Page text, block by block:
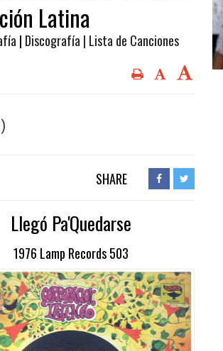
Latina
| Discografía | Lista de Canciones
SHARE
Llegó Pa'Quedarse
1976 Lamp Records 503